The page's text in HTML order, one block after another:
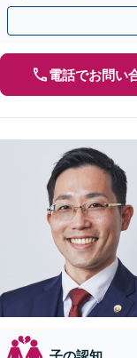
【完全個室で対応】【複
電話でお問い